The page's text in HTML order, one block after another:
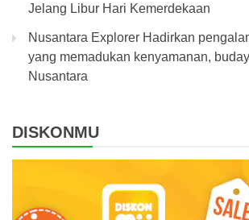
Jelang Libur Hari Kemerdekaan
Nusantara Explorer Hadirkan
yang memadukan kenyamanan,
Nusantara
DISKONMU